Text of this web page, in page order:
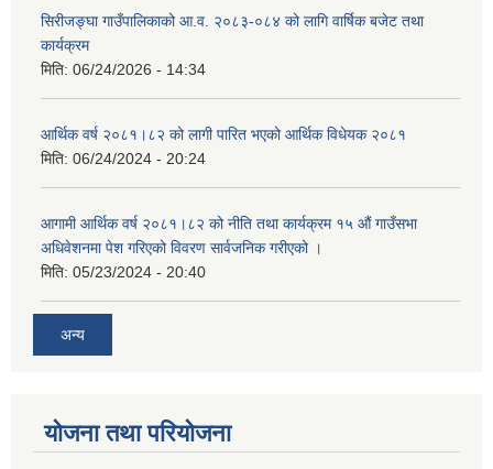
सिरीजङ्घा गाउँपालिकाको आ.व. २०८३-०८४ को लागि वार्षिक बजेट तथा
कार्यक्रम
मिति: 06/24/2026 - 14:34
आर्थिक वर्ष २०८१।८२ को लागी पारित भएको आर्थिक विधेयक २०८१
मिति: 06/24/2024 - 20:24
आगामी आर्थिक वर्ष २०८१।८२ को नीति तथा कार्यक्रम १५ औं गाउँसभा
अधिवेशनमा पेश गरिएको विवरण सार्वजनिक गरीएको ।
मिति: 05/23/2024 - 20:40
अन्य
योजना तथा परियोजना